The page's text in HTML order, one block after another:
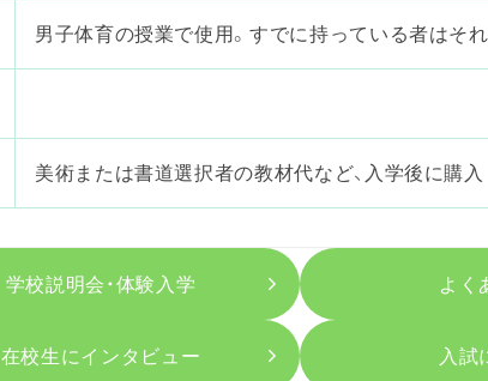
男子体育の授業で使用。すでに持っている者はそれ
美術または書道選択者の教材代など、入学後に購入
学校説明会・体験入学 よく
在校生にインタビュー 入試